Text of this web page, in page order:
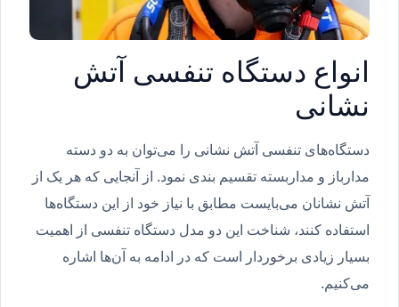
انواع دستگاه تنفسی آتش
نشانی
دستگاه‌های تنفسی آتش نشانی را می‌توان به دو دسته
مدارباز و مداربسته تقسیم بندی نمود. از آنجایی که هر یک از
آتش نشانان می‌بایست مطابق با نیاز خود از این دستگاه‌ها
استفاده کنند، شناخت این دو مدل دستگاه تنفسی از اهمیت
بسیار زیادی برخوردار است که در ادامه به آن‌ها اشاره
می‌کنیم.